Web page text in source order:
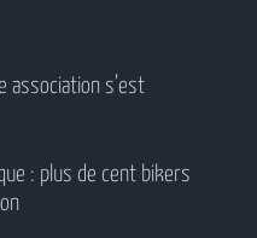
association s’est
: plus de cent bikers